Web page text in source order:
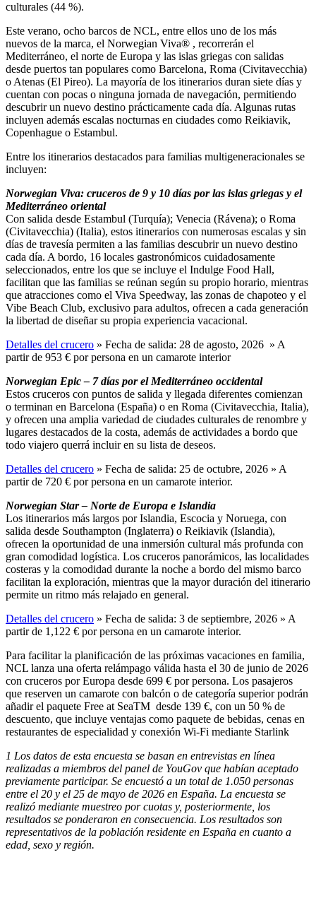
culturales (44 %).
Este verano, ocho barcos de NCL, entre ellos uno de los más
nuevos de la marca, el Norwegian Viva® , recorrerán el
Mediterráneo, el norte de Europa y las islas griegas con salidas
desde puertos tan populares como Barcelona, Roma (Civitavecchia)
o Atenas (El Pireo). La mayoría de los itinerarios duran siete días y
cuentan con pocas o ninguna jornada de navegación, permitiendo
descubrir un nuevo destino prácticamente cada día. Algunas rutas
incluyen además escalas nocturnas en ciudades como Reikiavik,
Copenhague o Estambul.
Entre los itinerarios destacados para familias multigeneracionales se
incluyen:
Norwegian Viva: cruceros de 9 y 10 días por las islas griegas y el
Mediterráneo oriental
Con salida desde Estambul (Turquía); Venecia (Rávena); o Roma
(Civitavecchia) (Italia), estos itinerarios con numerosas escalas y sin
días de travesía permiten a las familias descubrir un nuevo destino
cada día. A bordo, 16 locales gastronómicos cuidadosamente
seleccionados, entre los que se incluye el Indulge Food Hall,
facilitan que las familias se reúnan según su propio horario, mientras
que atracciones como el Viva Speedway, las zonas de chapoteo y el
Vibe Beach Club, exclusivo para adultos, ofrecen a cada generación
la libertad de diseñar su propia experiencia vacacional.
Detalles del crucero » Fecha de salida: 28 de agosto, 2026 » A
partir de 953 € por persona en un camarote interior
Norwegian Epic – 7 días por el Mediterráneo occidental
Estos cruceros con puntos de salida y llegada diferentes comienzan
o terminan en Barcelona (España) o en Roma (Civitavecchia, Italia),
y ofrecen una amplia variedad de ciudades culturales de renombre y
lugares destacados de la costa, además de actividades a bordo que
todo viajero querrá incluir en su lista de deseos.
Detalles del crucero » Fecha de salida: 25 de octubre, 2026 » A
partir de 720 € por persona en un camarote interior.
Norwegian Star – Norte de Europa e Islandia
Los itinerarios más largos por Islandia, Escocia y Noruega, con
salida desde Southampton (Inglaterra) o Reikiavik (Islandia),
ofrecen la oportunidad de una inmersión cultural más profunda con
gran comodidad logística. Los cruceros panorámicos, las localidades
costeras y la comodidad durante la noche a bordo del mismo barco
facilitan la exploración, mientras que la mayor duración del itinerario
permite un ritmo más relajado en general.
Detalles del crucero » Fecha de salida: 3 de septiembre, 2026 » A
partir de 1,122 € por persona en un camarote interior.
Para facilitar la planificación de las próximas vacaciones en familia,
NCL lanza una oferta relámpago válida hasta el 30 de junio de 2026
con cruceros por Europa desde 699 € por persona. Los pasajeros
que reserven un camarote con balcón o de categoría superior podrán
añadir el paquete Free at SeaTM desde 139 €, con un 50 % de
descuento, que incluye ventajas como paquete de bebidas, cenas en
restaurantes de especialidad y conexión Wi-Fi mediante Starlink
1 Los datos de esta encuesta se basan en entrevistas en línea
realizadas a miembros del panel de YouGov que habían aceptado
previamente participar. Se encuestó a un total de 1.050 personas
entre el 20 y el 25 de mayo de 2026 en España. La encuesta se
realizó mediante muestreo por cuotas y, posteriormente, los
resultados se ponderaron en consecuencia. Los resultados son
representativos de la población residente en España en cuanto a
edad, sexo y región.